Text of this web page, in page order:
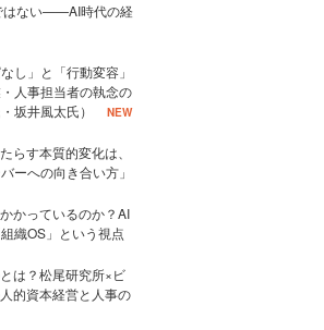
はない——AI時代の経
し」と「行動変容」
人事担当者の執念の
坂井風太氏）
NEW
らす本質的変化は、
ーへの向き合い方」
かっているのか？AI
織OS」という視点
は？松尾研究所×ビ
的資本経営と人事の